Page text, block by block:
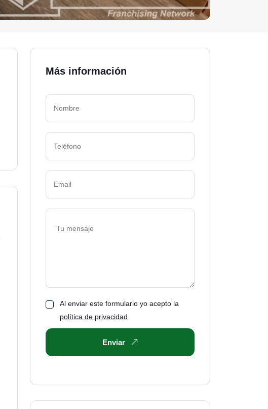
Más información
Al enviar este formulario yo acepto la
política de privacidad
Enviar